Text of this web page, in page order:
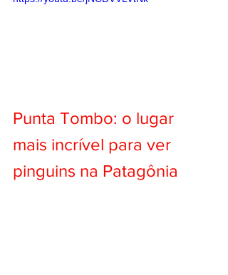
Punta Tombo: o lugar
mais incrível para ver
pinguins na Patagônia